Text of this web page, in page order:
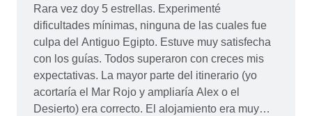
Rara vez doy 5 estrellas. Experimenté
dificultades mínimas, ninguna de las cuales fue
culpa del Antiguo Egipto. Estuve muy satisfecha
con los guías. Todos superaron con creces mis
expectativas. La mayor parte del itinerario (yo
acortaría el Mar Rojo y ampliaría Alex o el
Desierto) era correcto. El alojamiento era muy